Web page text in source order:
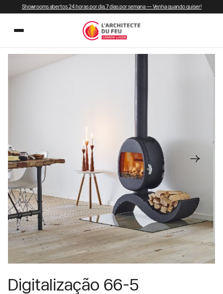
Showrooms abertos 24 horas por dia, 7 dias por semana — Venha quando quiser!
Digitalização 66-5